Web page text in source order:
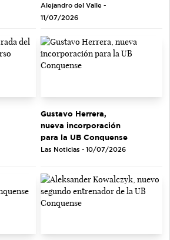
Alejandro del Valle -
11/07/2026
Gustavo Herrera,
nueva incorporación
para la UB Conquense
Las Noticias - 10/07/2026